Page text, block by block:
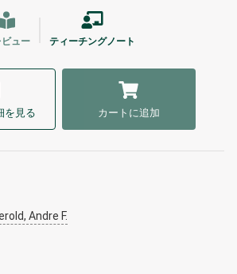
ビュー ティーチングノート
を見る カートに追加
Andre F.